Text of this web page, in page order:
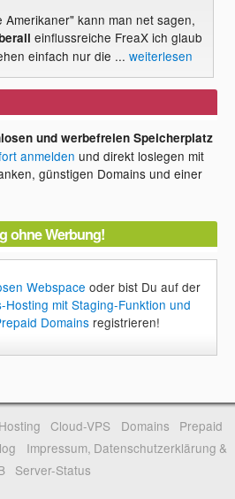
Amerikaner" kann man net sagen,
einflussreiche FreaX ich glaub
einfach nur die ... weiterlesen
und werbefreien Speicherplatz
anmelden und direkt loslegen mit
günstigen Domains und einer
ohne Werbung!
Webspace oder bist Du auf der
Hosting mit Staging-Funktion und
Domains registrieren!
Cloud-VPS Domains
Prepaid
Impressum, Datenschutzerklärung &
Server-Status